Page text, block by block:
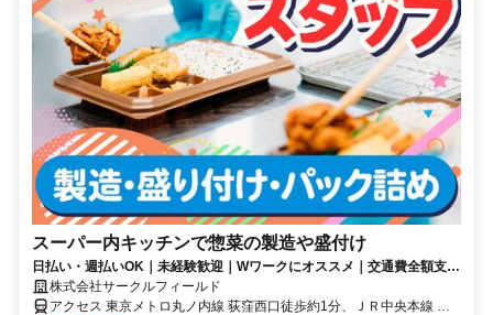
スーパー内キッチンで惣菜の製造や盛付け
日払い・週払いOK｜未経験歓迎｜Wワークにオススメ｜交通費全額支給
｜駅チカ
株式会社サークルフィールド
アクセス 東京メトロ丸ノ内線 荻窪西口徒歩約1分、ＪＲ中央本線 荻